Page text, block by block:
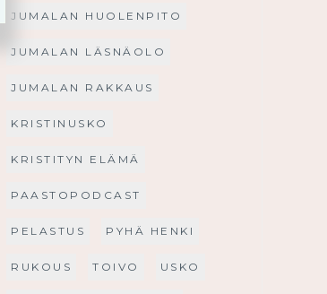
JUMALAN HUOLENPITO
JUMALAN LÄSNÄOLO
JUMALAN RAKKAUS
KRISTINUSKO
KRISTITYN ELÄMÄ
PAASTOPODCAST
PELASTUS PYHÄ HENKI
RUKOUS TOIVO USKO